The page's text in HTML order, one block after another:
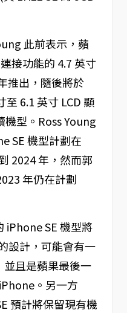
此前表示，蘋
接功能的 4.7 英寸
推出，隨後將於
至 6.1 英寸 LCD 顯
機型。Ross Young
SE 機型計劃在
2024 年，然而郭
年仍在計劃
iPhone SE 機型將
設計，可能會有一
且是蘋果最後一
。另一方
預計將保留現有機